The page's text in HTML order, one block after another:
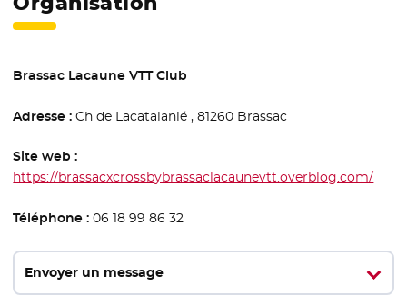
Brassac Lacaune VTT Club
Adresse : Ch de Lacatalanié , 81260 Brassac
Site web :
https://brassacxcrossbybrassaclacaunevtt.overblog.com/
Téléphone : 06 18 99 86 32
Envoyer un message